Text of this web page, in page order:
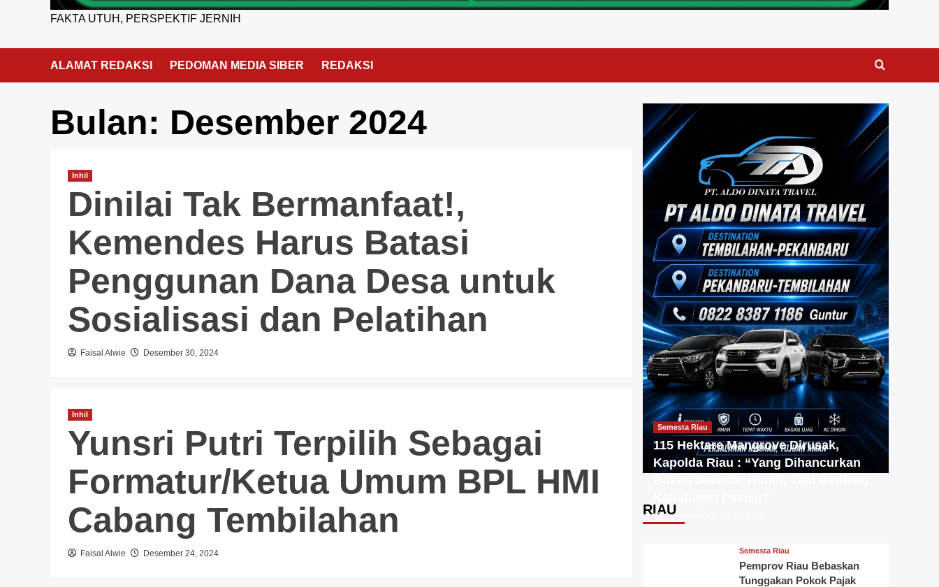
FAKTA UTUH, PERSPEKTIF JERNIH
ALAMAT REDAKSI PEDOMAN MEDIA SIBER REDAKSI
Bulan: Desember 2024
Inhil
Dinilai Tak Bermanfaat!,
Kemendes Harus Batasi
Penggunan Dana Desa untuk
Sosialisasi dan Pelatihan
Faisal Alwie Desember 30, 2024
Inhil
Yunsri Putri Terpilih Sebagai
Formatur/Ketua Umum BPL HMI
Cabang Tembilahan
Faisal Alwie Desember 24, 2024
RIAU
Semesta Riau
115 Hektare Mangrove Dirusak,
Kapolda Riau : “Yang Dihancurkan
Faisal Alwie
Semesta Riau
Pemprov Riau Bebaskan
Tunggakan Pokok Pajak